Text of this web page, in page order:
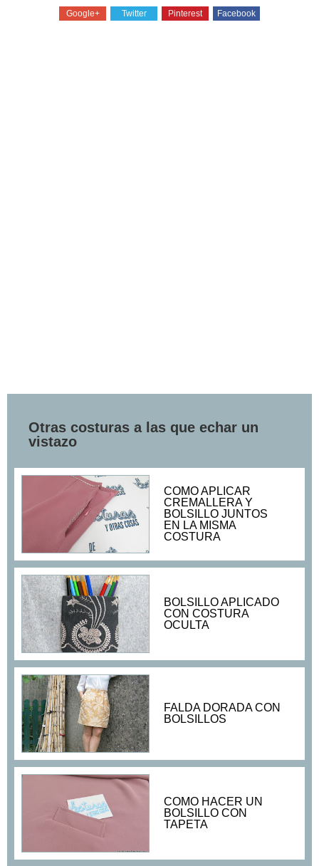
Google+ Twitter Pinterest Facebook
Otras costuras a las que echar un
vistazo
COMO APLICAR
CREMALLERA Y
BOLSILLO JUNTOS
EN LA MISMA
COSTURA
BOLSILLO APLICADO
CON COSTURA
OCULTA
FALDA DORADA CON
BOLSILLOS
COMO HACER UN
BOLSILLO CON
TAPETA